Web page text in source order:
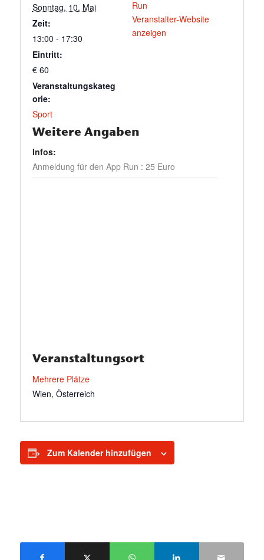
Sonntag, 10. Mai
Zeit:
13:00 - 17:30
Eintritt:
€ 60
Veranstaltungskateg
orie:
Sport
Run
Veranstalter-Website
anzeigen
Weitere Angaben
Infos:
Anmeldung für den App Run : 25 Euro
Veranstaltungsort
Mehrere Plätze
Wien, Österreich
Zum Kalender hinzufügen